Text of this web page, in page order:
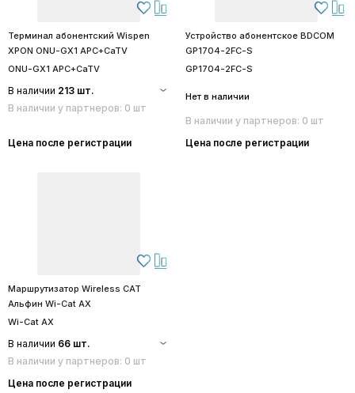
Терминал абонентский Wispen
XPON ONU-GX1 APC+CaTV
ONU-GX1 APC+CaTV
В наличии 213 шт.
В наличии у партнеров: 0 шт
Цена после регистрации
Устройство абонентское BDCOM
GP1704-2FC-S
GP1704-2FC-S
Нет в наличии
В наличии у партнеров: 0 шт
Цена после регистрации
Маршрутизатор Wireless CAT
Альфин Wi-Cat AX
Wi-Cat AX
В наличии 66 шт.
В наличии у партнеров: 0 шт
Цена после регистрации